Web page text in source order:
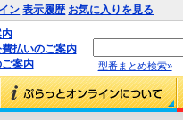
ン 表示履歴 お気に入りを見る
払いのご案内
案内
型番まとめ検索»